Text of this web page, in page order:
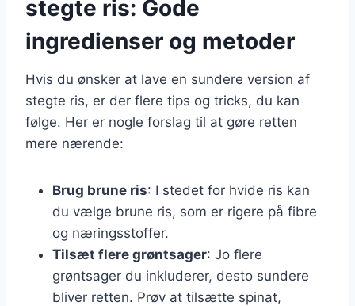
stegte ris: Gode
ingredienser og metoder
Hvis du ønsker at lave en sundere version af
stegte ris, er der flere tips og tricks, du kan
følge. Her er nogle forslag til at gøre retten
mere nærende:
Brug brune ris: I stedet for hvide ris kan
du vælge brune ris, som er rigere på fibre
og næringsstoffer.
Tilsæt flere grøntsager: Jo flere
grøntsager du inkluderer, desto sundere
bliver retten. Prøv at tilsætte spinat,